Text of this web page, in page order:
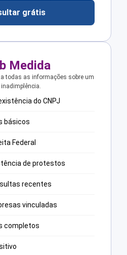
grátis
Medida
todas as informações sobre um
do CNPJ
básicos
Federal
de protestos
recentes
vinculadas
completos